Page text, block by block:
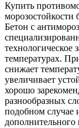
Купить
морозостойкости
Бетон с
технологическое
температурах.
снижает
увеличивает
хорошо
разнообразных
подобном случае
дополнительного